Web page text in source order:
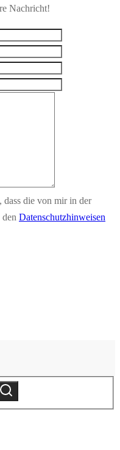
Nachricht!
die von mir in der
Datenschutzhinweisen
Suche